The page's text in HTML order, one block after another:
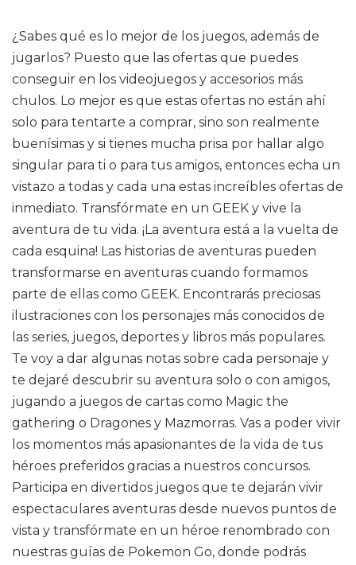
¿Sabes qué es lo mejor de los juegos, además de
jugarlos? Puesto que las ofertas que puedes
conseguir en los videojuegos y accesorios más
chulos. Lo mejor es que estas ofertas no están ahí
solo para tentarte a comprar, sino son realmente
buenísimas y si tienes mucha prisa por hallar algo
singular para ti o para tus amigos, entonces echa un
vistazo a todas y cada una estas increíbles ofertas de
inmediato. Transfórmate en un GEEK y vive la
aventura de tu vida. ¡La aventura está a la vuelta de
cada esquina! Las historias de aventuras pueden
transformarse en aventuras cuando formamos
parte de ellas como GEEK. Encontrarás preciosas
ilustraciones con los personajes más conocidos de
las series, juegos, deportes y libros más populares.
Te voy a dar algunas notas sobre cada personaje y
te dejaré descubrir su aventura solo o con amigos,
jugando a juegos de cartas como Magic the
gathering o Dragones y Mazmorras. Vas a poder vivir
los momentos más apasionantes de la vida de tus
héroes preferidos gracias a nuestros concursos.
Participa en divertidos juegos que te dejarán vivir
espectaculares aventuras desde nuevos puntos de
vista y transfórmate en un héroe renombrado con
nuestras guías de Pokemon Go, donde podrás